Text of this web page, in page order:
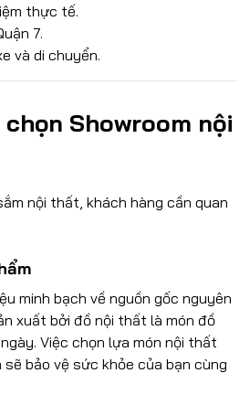
thực tế.
7.
và di chuyển.
Showroom nội
nội thất, khách hàng cần quan
minh bạch về nguồn gốc nguyên
xuất bởi đồ nội thất là món đồ
Việc chọn lựa món nội thất
bảo vệ sức khỏe của bạn cùng